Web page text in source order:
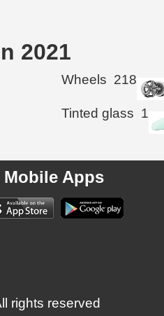
2021
Wheels 218
Tinted glass 1
Mobile Apps
rights reserved